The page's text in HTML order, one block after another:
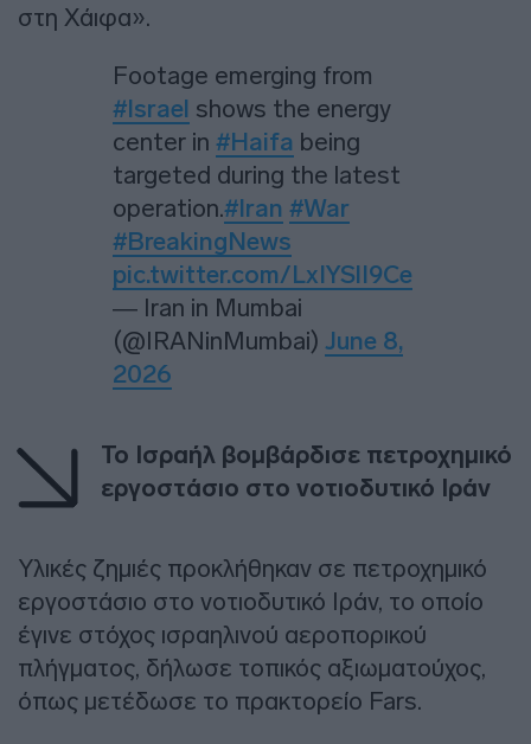
στη Χάιφα».
Footage emerging from
#Israel shows the energy
center in #Haifa being
targeted during the latest
operation.#Iran #War
#BreakingNews
pic.twitter.com/LxIYSlI9Ce
— Iran in Mumbai
(@IRANinMumbai) June 8,
2026
To Ισραήλ βομβάρδισε πετροχημικό
εργοστάσιο στο νοτιοδυτικό Ιράν
Υλικές ζημιές προκλήθηκαν σε πετροχημικό
εργοστάσιο στο νοτιοδυτικό Ιράν, το οποίο
έγινε στόχος ισραηλινού αεροπορικού
πλήγματος, δήλωσε τοπικός αξιωματούχος,
όπως μετέδωσε το πρακτορείο Fars.